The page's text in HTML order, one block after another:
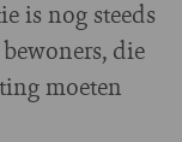
is nog steeds
die
moeten